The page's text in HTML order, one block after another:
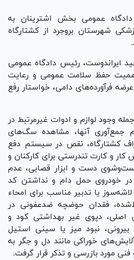
عمومی بخش اشترینان به
شهرستان بروجرد از کشتارگاه
ایراندوست، رئیس دادگاه عمومی
اهمیت حفظ سلامت عمومی و رعایت
فرآورده‌های دامی، خواستار رفع
وجود لوازم و ادوات غیرمرتبط در
جمع‌آوری آنها، مشاهده سگ‌های
کشتارگاه، نقص در سیستم دفع
کار و کارت تندرستی برای کارکنان و
دست و ابزار قصابی، عدم
خودروی حمل دام و نداشتن کد
یا تدبیر مناسب برای امحاء
فقدان حوضچه ضدعفونی در
اصلی، دپوی غیر بهداشتی کود و
نبود میز یا سینی استیل
خوراکی مانند دل و جگر به
مورد بازرسی و تذکر قرار گرفت.